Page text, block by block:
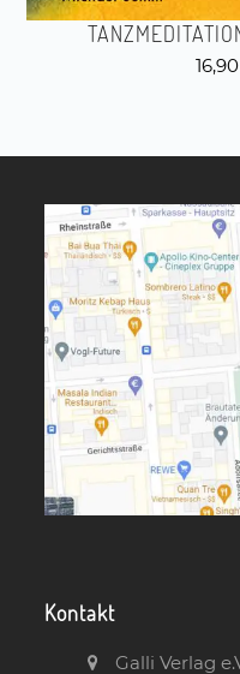
16,90
Kontakt
Galli Verlag